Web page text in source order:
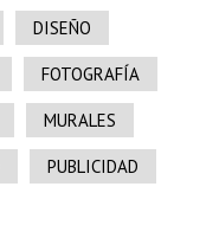
DISEÑO
FOTOGRAFÍA
MURALES
PUBLICIDAD